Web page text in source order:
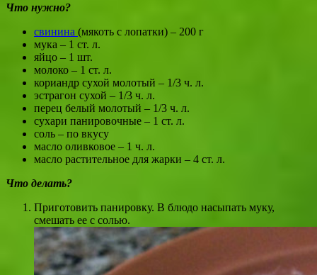
Что нужно?
свинина (мякоть с лопатки) – 200 г
мука – 1 ст. л.
яйцо – 1 шт.
молоко – 1 ст. л.
кориандр сухой молотый – 1/3 ч. л.
эстрагон сухой – 1/3 ч. л.
перец белый молотый – 1/3 ч. л.
сухари панировочные – 1 ст. л.
соль – по вкусу
масло оливковое – 1 ч. л.
масло растительное для жарки – 4 ст. л.
Что делать?
Приготовить панировку. В блюдо насыпать муку,
смешать ее с солью.